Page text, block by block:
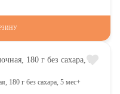
180 г без сахара, 5 мес+